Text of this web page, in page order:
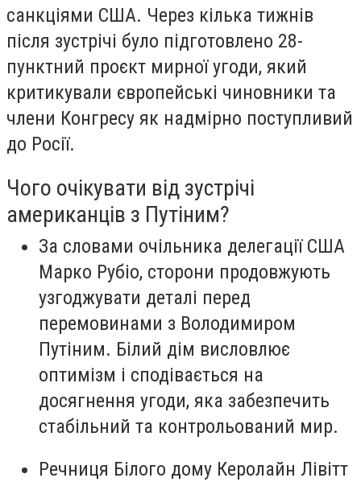
санкціями США. Через кілька тижнів
після зустрічі було підготовлено 28-
пунктний проєкт мирної угоди, який
критикували європейські чиновники та
члени Конгресу як надмірно поступливий
до Росії.
Чого очікувати від зустрічі
американців з Путіним?
За словами очільника делегації США
Марко Рубіо, сторони продовжують
узгоджувати деталі перед
перемовинами з Володимиром
Путіним. Білий дім висловлює
оптимізм і сподівається на
досягнення угоди, яка забезпечить
стабільний та контрольований мир.
Речниця Білого дому Керолайн Лівітт